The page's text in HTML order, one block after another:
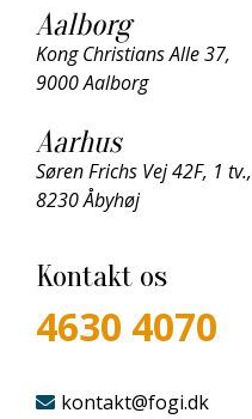
Aalborg
Kong Christians Alle 37,
9000 Aalborg
Aarhus
Søren Frichs Vej 42F, 1 tv.,
8230 Åbyhøj
Kontakt os
4630 4070
kontakt@fogi.dk